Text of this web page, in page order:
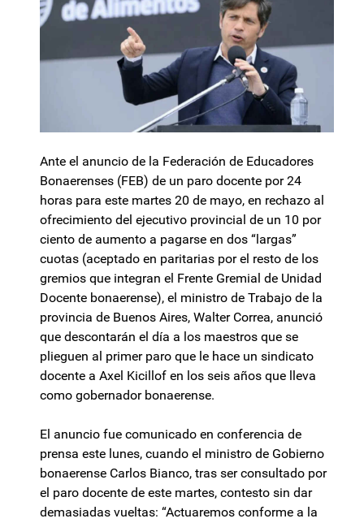
Ante el anuncio de la Federación de Educadores
Bonaerenses (FEB) de un paro docente por 24
horas para este martes 20 de mayo, en rechazo al
ofrecimiento del ejecutivo provincial de un 10 por
ciento de aumento a pagarse en dos “largas”
cuotas (aceptado en paritarias por el resto de los
gremios que integran el Frente Gremial de Unidad
Docente bonaerense), el ministro de Trabajo de la
provincia de Buenos Aires, Walter Correa, anunció
que descontarán el día a los maestros que se
plieguen al primer paro que le hace un sindicato
docente a Axel Kicillof en los seis años que lleva
como gobernador bonaerense.
El anuncio fue comunicado en conferencia de
prensa este lunes, cuando el ministro de Gobierno
bonaerense Carlos Bianco, tras ser consultado por
el paro docente de este martes, contesto sin dar
demasiadas vueltas: “Actuaremos conforme a la